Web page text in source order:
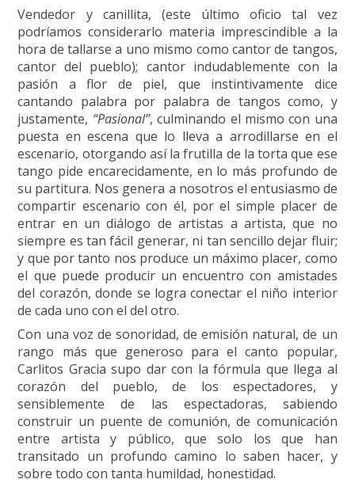
Vendedor y canillita, (este último oficio tal vez
podríamos considerarlo materia imprescindible a la
hora de tallarse a uno mismo como cantor de tangos,
cantor del pueblo); cantor indudablemente con la
pasión a flor de piel, que instintivamente dice
cantando palabra por palabra de tangos como, y
justamente, “Pasional”, culminando el mismo con una
puesta en escena que lo lleva a arrodillarse en el
escenario, otorgando así la frutilla de la torta que ese
tango pide encarecidamente, en lo más profundo de
su partitura. Nos genera a nosotros el entusiasmo de
compartir escenario con él, por el simple placer de
entrar en un diálogo de artistas a artista, que no
siempre es tan fácil generar, ni tan sencillo dejar fluir;
y que por tanto nos produce un máximo placer, como
el que puede producir un encuentro con amistades
del corazón, donde se logra conectar el niño interior
de cada uno con el del otro.
Con una voz de sonoridad, de emisión natural, de un
rango más que generoso para el canto popular,
Carlitos Gracia supo dar con la fórmula que llega al
corazón del pueblo, de los espectadores, y
sensiblemente de las espectadoras, sabiendo
construir un puente de comunión, de comunicación
entre artista y público, que solo los que han
transitado un profundo camino lo saben hacer, y
sobre todo con tanta humildad, honestidad.